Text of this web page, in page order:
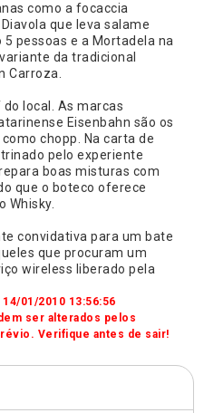
como a focaccia
que leva salame
pessoas e a Mortadela na
da tradicional
Carroza.
local. As marcas
Eisenbahn são os
chopp. Na carta de
pelo experiente
boas misturas com
que o boteco oferece
Whisky.
convidativa para um bate
que procuram um
wireless liberado pela
01/2010 13:56:56
ser alterados pelos
Verifique antes de sair!